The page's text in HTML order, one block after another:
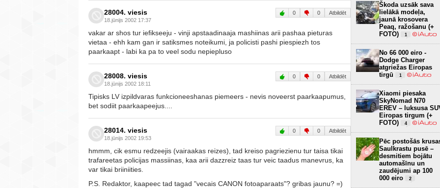
28004. viesis
18.jūnijs 2002 17:37
0 0 Atbildēt
vakar ar shos tur iefikseeju - vinji apstaadinaaja mashiinas arii pashaa pieturas
vietaa - ehh kam gan ir satiksmes noteikumi, ja policisti pashi piespiezh tos
paarkaapt - labi ka pa to veel sodu nepiepluso
28008. viesis
18.jūnijs 2002 18:11
0 0 Atbildēt
Tipisks LV izpildvaras funkcioneeshanas piemeers - nevis noveerst paarkaapumus,
bet sodiit paarkaapeejus....
28014. viesis
18.jūnijs 2002 19:53
0 0 Atbildēt
hmmm, cik esmu redzeejis (vairaakas reizes), tad kreiso pagriezienu tur taisa tikai
trafareetas policijas massiinas, kaa arii dazzreiz taas tur veic taadus manevrus, ka
var tikai briiniities.
P.S. Redaktor, kaapeec tad tagad "vecais CANON fotoaparaats"? gribas jaunu? =)
Škoda uzsāk sava
lielākā modeļa,
jaunā krosovera
Peaq, ražošanu (+
FOTO)
1
No 66 000 eiro -
Dodge Charger
atgriežas Eiropas
tirgū
1
Xiaomi piesaka
SkyNomad N70
EREV – luksusa
Eiropas tirgum (+
FOTO)
4
Pēc postošās
Saulkrastu pusē –
desmitiem bojātu
automašīnu un
zaudējumi ap 100
000 eiro
2